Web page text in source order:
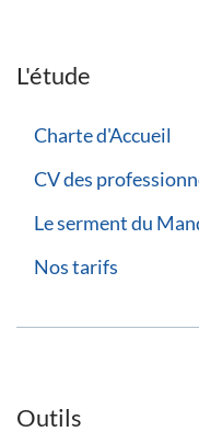
L'étude
Charte d'Accueil
CV des
Le serment du
Nos tarifs
Outils